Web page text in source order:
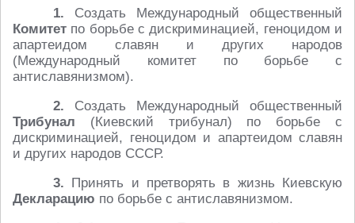
1. Создать Международный общественный
Комитет по борьбе с дискриминацией, геноцидом и
апартеидом славян и других народов
(Международный комитет по борьбе с
антиславянизмом).
2. Создать Международный общественный
Трибунал (Киевский трибунал) по борьбе с
дискриминацией, геноцидом и апартеидом славян
и других народов СССР.
3. Принять и претворять в жизнь Киевскую
Декларацию по борьбе с антиславянизмом.